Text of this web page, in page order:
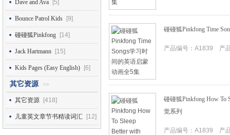
Dave and Ava [5]
Bounce Patrol Kids [9]
碰碰狐Pinkfong [14]
Jack Hartmann [15]
Kids Pages (Easy English) [6]
其它资源 >>
其它资源 [418]
儿童英文章节书精读词汇 [12]
碰碰狐Pinkfong Time
产品编号：A1839 产
碰碰狐Pinkfong How To
觉系列
产品编号：A1839 产